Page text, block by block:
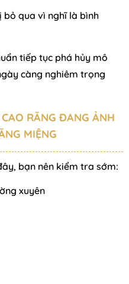
bỏ qua vì nghĩ là bình
tiếp tục phá hủy mô
càng nghiêm trọng
RĂNG ĐANG ẢNH
MIỆNG
bạn nên kiểm tra sớm:
xuyên